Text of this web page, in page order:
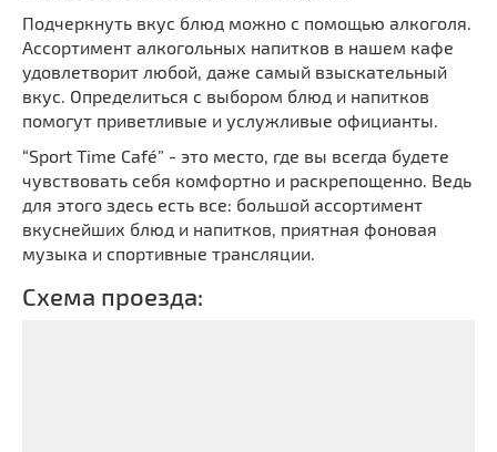
Подчеркнуть вкус блюд можно с помощью алкоголя.
Ассортимент алкогольных напитков в нашем кафе
удовлетворит любой, даже самый взыскательный
вкус. Определиться с выбором блюд и напитков
помогут приветливые и услужливые официанты.
“Sport Time Café” - это место, где вы всегда будете
чувствовать себя комфортно и раскрепощенно. Ведь
для этого здесь есть все: большой ассортимент
вкуснейших блюд и напитков, приятная фоновая
музыка и спортивные трансляции.
Схема проезда: